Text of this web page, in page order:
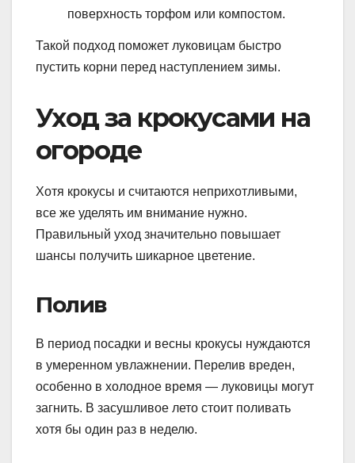
поверхность торфом или компостом.
Такой подход поможет луковицам быстро
пустить корни перед наступлением зимы.
Уход за крокусами на
огороде
Хотя крокусы и считаются неприхотливыми,
все же уделять им внимание нужно.
Правильный уход значительно повышает
шансы получить шикарное цветение.
Полив
В период посадки и весны крокусы нуждаются
в умеренном увлажнении. Перелив вреден,
особенно в холодное время — луковицы могут
загнить. В засушливое лето стоит поливать
хотя бы один раз в неделю.